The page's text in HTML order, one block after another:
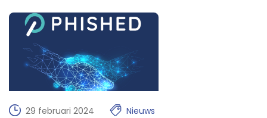
29 februari 2024 Nieuws